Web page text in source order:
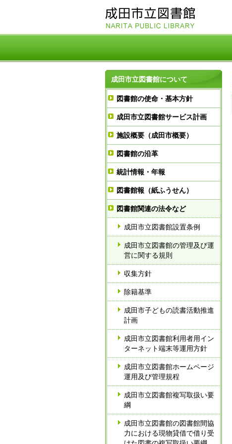
成田市立図書館について
図書館の使命・基本方針
成田市立図書館サービス計画
施設概要（成田市概要）
図書館の沿革
統計情報・年報
図書館報（紙ふうせん）
図書館関連の法令など
成田市立図書館設置条例
成田市立図書館の管理及び運
営に関する規則
収集方針
除籍基準
成田市子どもの読書活動推進
計画
成田市立図書館利用者用イン
ターネット端末等運用方針
成田市立図書館ホームページ
運用及び管理規程
成田市立図書館複写取扱い要
綱
成田市立図書館の図書館間協
力における現物貸借で借り受